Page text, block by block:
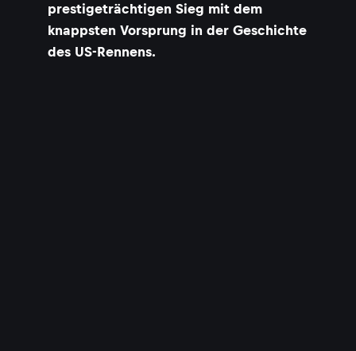
prestigeträchtigen Sieg mit dem
knappsten Vorsprung in der Geschichte
des US-Rennens.